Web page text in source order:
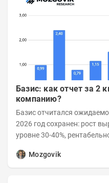
Базис: как отчет за 2
компанию?
Базис отчитался
2026 год сохранен: рост выручки 2026 ожидается на
уровне 30-40%, рентабельность
Mozgovik